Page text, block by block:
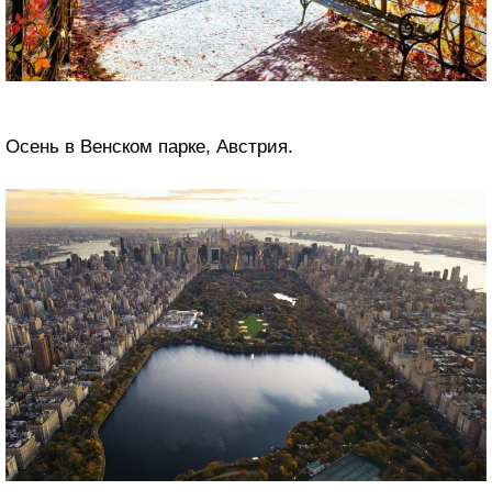
Осень в Венском парке, Австрия.